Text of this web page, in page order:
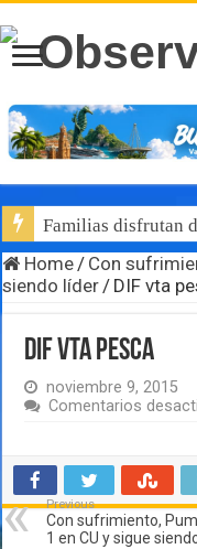
Familias disfrutan
Home/ Con
siendo líder/ DIF vta
DIF vta pesca
noviembre 9, 2015
Comentarios
Previous
Con sufrimiento,
1 en CU y sigue